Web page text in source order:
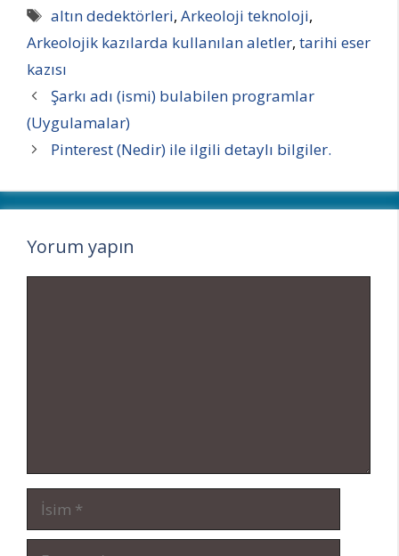
Etiketler
altın dedektörleri,Arkeoloji teknoloji,
Arkeolojik kazılarda kullanılan aletler, tarihi eser
kazısı
Şarkı adı (ismi) bulabilen programlar
(Uygulamalar)
Pinterest (Nedir) ile ilgili detaylı bilgiler.
Yorum yapın
İsim